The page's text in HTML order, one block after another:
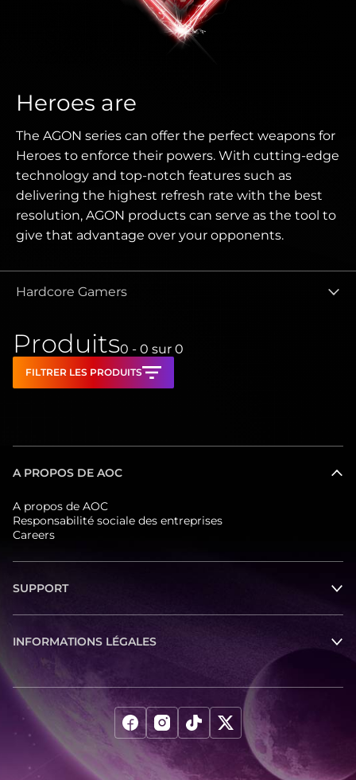
Heroes are
The AGON series can offer the perfect weapons for
Heroes to enforce their powers. With cutting-edge
technology and top-notch features such as
delivering the highest refresh rate with the best
resolution, AGON products can serve as the tool to
give that advantage over your opponents.
Hardcore Gamers
Produits0 - 0 sur 0
FILTRER LES PRODUITS
A PROPOS DE AOC
A propos de AOC
Responsabilité sociale des entreprises
Careers
SUPPORT
INFORMATIONS LÉGALES